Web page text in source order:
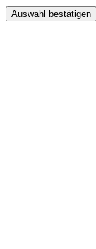
Auswahl bestätigen